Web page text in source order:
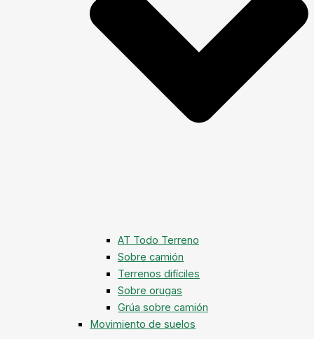
AT Todo Terreno
Sobre camión
Terrenos difíciles
Sobre orugas
Grúa sobre camión
Movimiento de suelos